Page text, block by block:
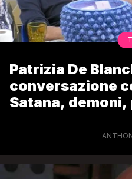
Patrizia De
conversazione
Satana,